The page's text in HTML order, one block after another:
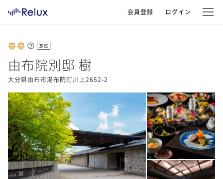
会員登録 ログイン
旅館
由布院別邸 樹
大分県由布市湯布院町川上2652-2